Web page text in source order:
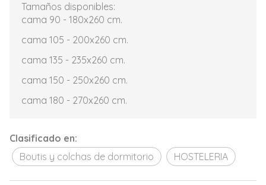
Tamaños disponibles:
cama 90 - 180x260 cm.
cama 105 - 200x260 cm.
cama 135 - 235x260 cm.
cama 150 - 250x260 cm.
cama 180 - 270x260 cm.
Clasificado en:
Boutis y colchas de dormitorio
HOSTELERIA